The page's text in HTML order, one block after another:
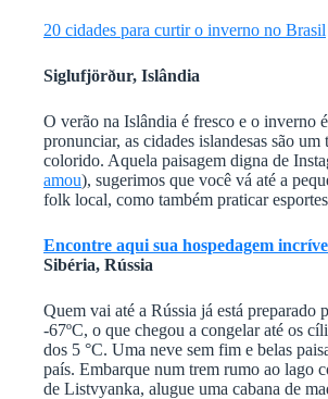
20 cidades para curtir o inverno no Brasil
Siglufjörður, Islândia
O verão na Islândia é fresco e o inverno
pronunciar, as cidades islandesas são
colorido. Aquela paisagem digna de
amou), sugerimos que você vá até a
folk local, como também praticar
Encontre aqui sua hospedagem
Sibéria, Rússia
Quem vai até a Rússia já está
-67ºC, o que chegou a congelar até os
dos 5 °C. Uma neve sem fim e belas
país. Embarque num trem rumo ao lago
de Listvyanka, alugue uma cabana de